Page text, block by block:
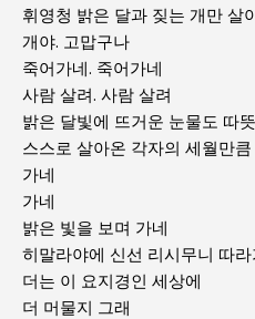
휘영청 밝은 달과 짖는 개만 살
개야. 고맙구나
죽어가네. 죽어가네
사람 살려. 사람 살려
밝은 달빛에 뜨거운 눈물도 따
스스로 살아온 각자의 세월만
가네
가네
밝은 빛을 보며 가네
히말라야에 신선 리시무니 따라
더는 이 요지경인 세상에
더 머물지 그래